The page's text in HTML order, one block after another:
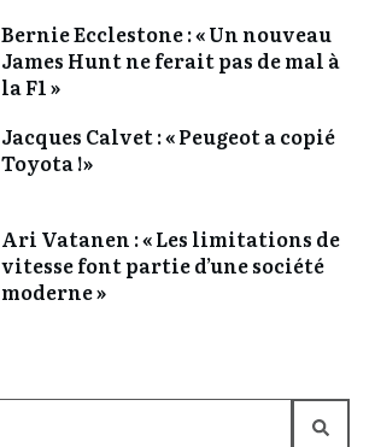
Bernie Ecclestone : « Un nouveau
James Hunt ne ferait pas de mal à
la F1 »
Jacques Calvet : « Peugeot a copié
Toyota !»
Ari Vatanen : « Les limitations de
vitesse font partie d’une société
moderne »